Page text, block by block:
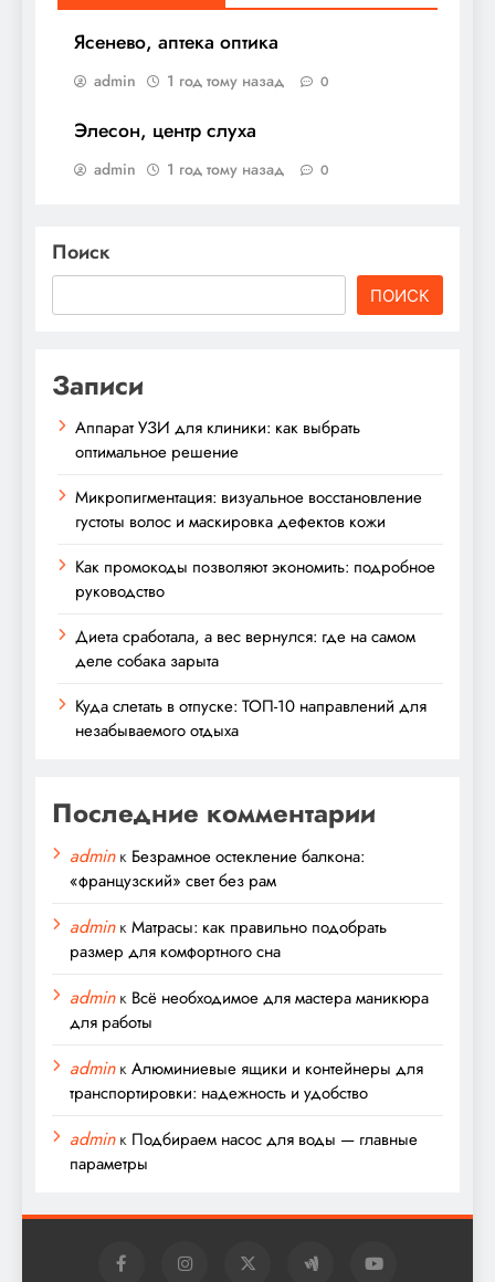
Ясенево, аптека оптика
admin 1 год тому назад 0
Элесон, центр слуха
admin 1 год тому назад 0
Поиск
ПОИСК
Записи
Аппарат УЗИ для клиники: как выбрать
оптимальное решение
Микропигментация: визуальное восстановление
густоты волос и маскировка дефектов кожи
Как промокоды позволяют экономить: подробное
руководство
Диета сработала, а вес вернулся: где на самом
деле собака зарыта
Куда слетать в отпуске: ТОП-10 направлений для
незабываемого отдыха
Последние комментарии
adminк Безрамное остекление балкона:
«французский» свет без рам
adminкМатрасы: как правильно подобрать
размер для комфортного сна
adminк Всё необходимое для мастера маникюра
для работы
adminкАлюминиевые ящики и контейнеры для
транспортировки: надежность и удобство
adminк Подбираем насос для воды — главные
параметры